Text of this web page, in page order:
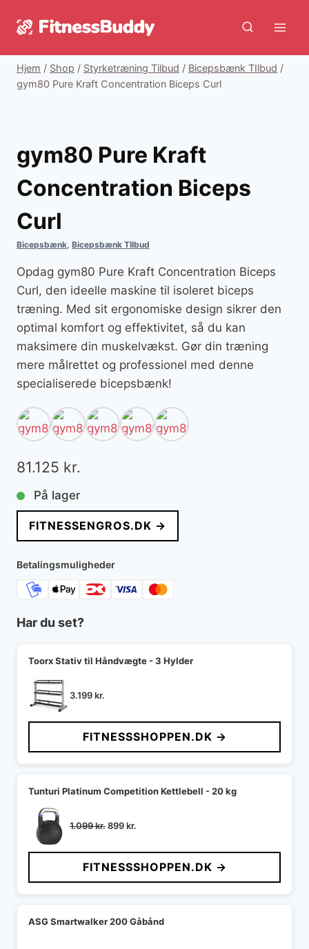
Hjem / Shop / Styrketræning Tilbud / Bicepsbænk TIlbud /
gym80 Pure Kraft Concentration Biceps Curl
gym80 Pure Kraft
Concentration Biceps
Curl
Bicepsbænk, Bicepsbænk TIlbud
Opdag gym80 Pure Kraft Concentration Biceps
Curl, den ideelle maskine til isoleret biceps
træning. Med sit ergonomiske design sikrer den
optimal komfort og effektivitet, så du kan
maksimere din muskelvækst. Gør din træning
mere målrettet og professionel med denne
specialiserede bicepsbænk!
81.125 kr.
På lager
FITNESSENGROS.DK →
Betalingsmuligheder
Har du set?
Toorx Stativ til Håndvægte - 3 Hylder
3.199kr.
FITNESSSHOPPEN.DK →
Tunturi Platinum Competition Kettlebell - 20 kg
1.099kr.Den
pris
var:
1.099 kr..
899kr.
pris
er:
899 kr..
FITNESSSHOPPEN.DK →
ASG Smartwalker 200 Gåbånd